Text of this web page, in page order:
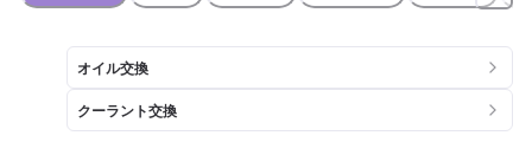
オイル交換
クーラント交換